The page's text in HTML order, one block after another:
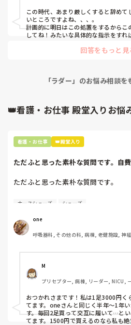
この時代、あまり厳しくすると辞めて
いところですよね、、、。
計画的に明日はこの処置をするからこ
してね！みたいな具体的な指示をすれ
回答をもっと見
「ラダー」のお悩み相談を
👑看護・お仕事 殿堂入りお悩
看護・お仕事 👑殿堂入り
ただふと思った素朴な質問です。自
ただふと思った素朴な質問です。
自費購入するナースシューズ(職場で
わたしの職場の指定は「白のスニーカ
すぐに汚くなるので1,500円は絶対
半年〜1年未満で交換しています。
職場の人が「ナースシューズに3000
て言ってて、わたしの倍額は出せる
で、世の皆さんはどうなのかなと…🤔
ナースシューズ シューズ
one
呼吸器科, その他の科, 病棟, 老健施設, 神
M
プリセプター, 病棟, リーダー, NICU,
おつかれさまです！私は1足3000円く
てます。oneさんと同じく半年〜1年
す。毎回2足買って交互に履いて…と
てます。1500円で買えるのなら私も